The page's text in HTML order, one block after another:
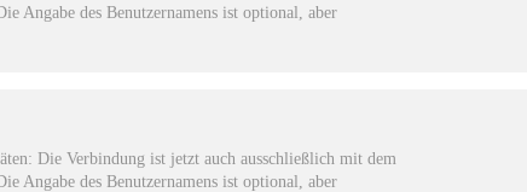
Angabe des Benutzernamens ist optional, aber
Die Verbindung ist jetzt auch ausschließlich mit dem
Angabe des Benutzernamens ist optional, aber